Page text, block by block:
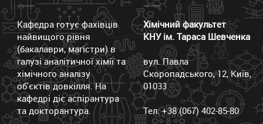
Кафедра готує фахівців
найвищого рівня
(бакалаври, магістри) в
галузі аналітичної хімії та
хімічного аналізу
об'єктів довкілля. На
кафедрі діє аспірантура
та докторантура.
Хімічний факультет
КНУ ім. Тараса Шевченка
вул. Павла
Скоропадського, 12, Київ,
01033
Тел: +38 (067) 402-85-80